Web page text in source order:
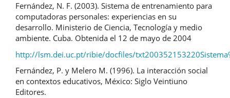
Fernández, N. F. (2003). Sistema de entrenamiento para
computadoras personales: experiencias en su
desarrollo. Ministerio de Ciencia, Tecnología y medio
ambiente. Cuba. Obtenida el 12 de mayo de 2004
http://lsm.dei.uc.pt/ribie/docfiles/
Fernández, P. y Melero M. (1996). La interacción social
en contextos educativos, México: Siglo Veintiuno
Editores.